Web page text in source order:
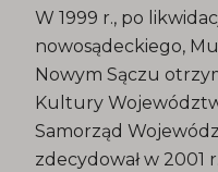
W 1999 r., po
nowosądeckiego,
Nowym Sączu
Kultury
Samorząd
zdecydował w 2001